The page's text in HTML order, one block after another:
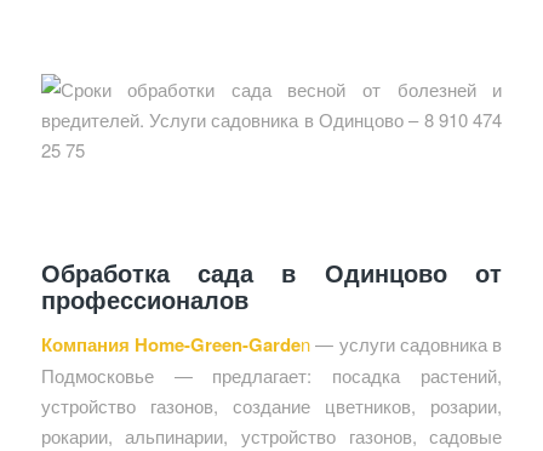
Обработка сада в Одинцово от
профессионалов
Компания Home-Green-Garden— услуги садовника в
Подмосковье — предлагает: посадка растений,
устройство газонов, создание цветников, розарии,
рокарии, альпинарии, устройство газонов, садовые